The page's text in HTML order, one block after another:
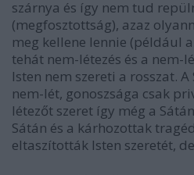
szárnya és így nem tud
(megfosztottság), azaz
meg kellene lennie (például
tehát nem-létezés és a nem-
Isten nem szereti a rosszat.
nem-lét, gonoszsága csak
létezőt szeret így még a
Sátán és a kárhozottak
eltaszították Isten szeretét,